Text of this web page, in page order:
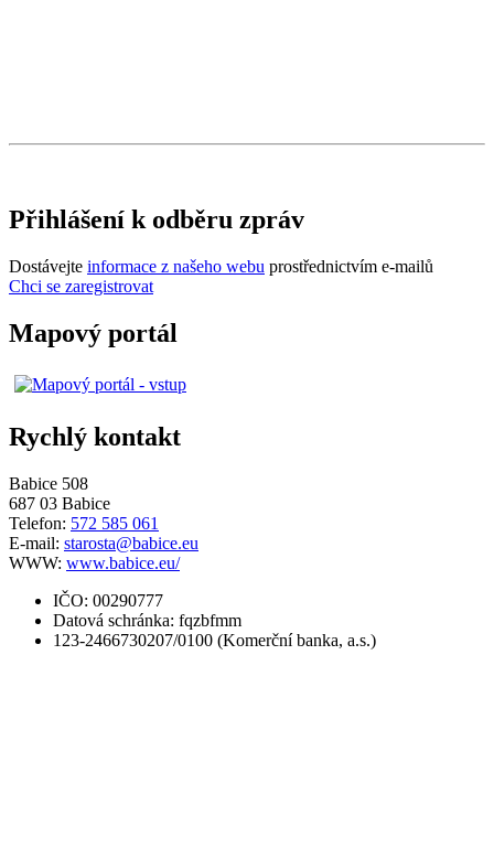
Přihlášení k odběru zpráv
Dostávejte informace z našeho webu prostřednictvím e-mailů
Chci se zaregistrovat
Mapový portál
Rychlý kontakt
Babice 508
687 03 Babice
Telefon: 572 585 061
E-mail: starosta@babice.eu
WWW: www.babice.eu/
IČO: 00290777
Datová schránka: fqzbfmm
123-2466730207/0100 (Komerční banka, a.s.)